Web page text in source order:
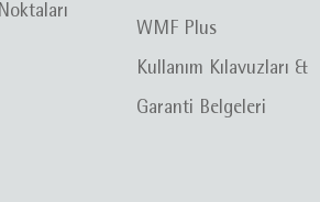
Noktaları
WMF Plus
Kullanım Kılavuzları &
Garanti Belgeleri